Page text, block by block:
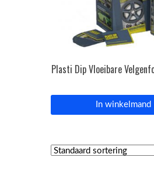
Plasti Dip Vloeibare
In winkelmand